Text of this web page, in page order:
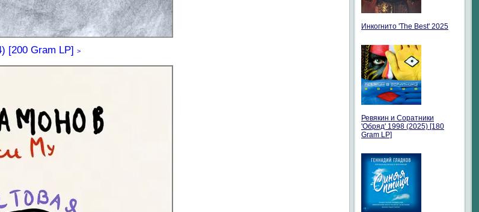
[200 Gram LP] >
Инкогнито 'The Best' 2025
Ревякин и Соратники
'Обряд' 1998 (2025) [180
Gram LP]